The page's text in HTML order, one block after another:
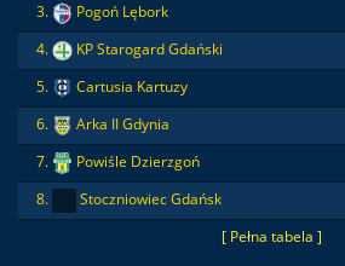
[ Pełna tabela ]
3.
Pogoń Lębork
4.
KP Starogard Gdański
5.
Cartusia Kartuzy
6.
Arka II Gdynia
7.
Powiśle Dzierzgoń
8.
Stoczniowiec Gdańsk